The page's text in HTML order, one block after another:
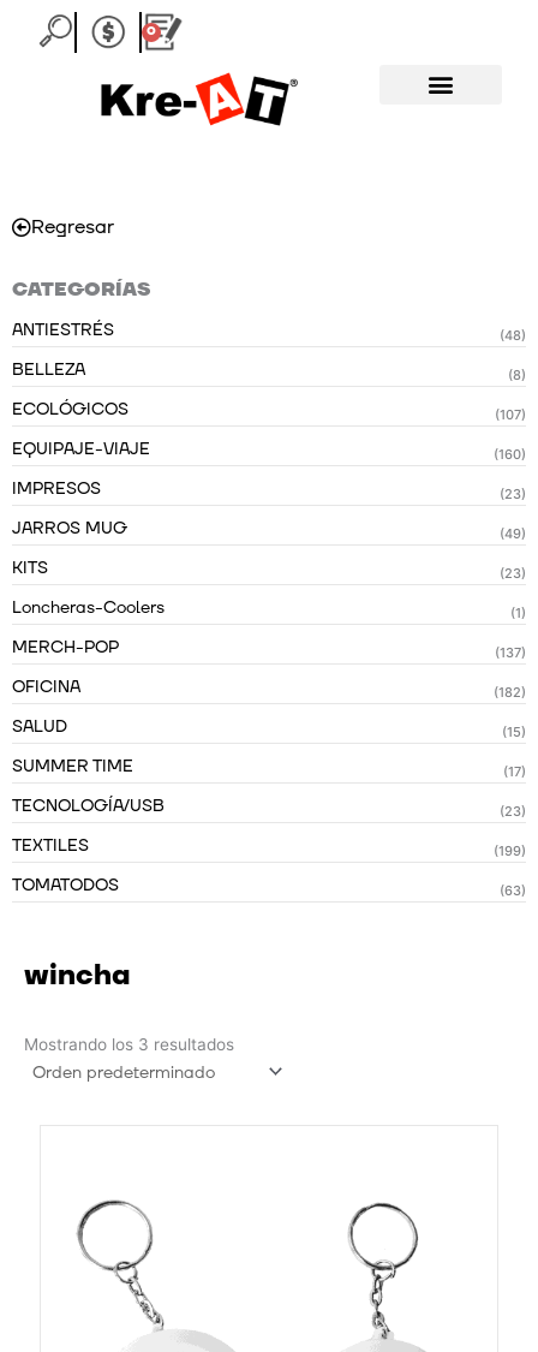
0
Carrito
Regresar
CATEGORÍAS
ANTIESTRÉS (48)
BELLEZA (8)
ECOLÓGICOS (107)
EQUIPAJE-VIAJE (160)
IMPRESOS (23)
JARROS MUG (49)
KITS (23)
Loncheras-Coolers (1)
MERCH-POP (137)
OFICINA (182)
SALUD (15)
SUMMER TIME (17)
TECNOLOGÍA/USB (23)
TEXTILES (199)
TOMATODOS (63)
wincha
Mostrando los 3 resultados